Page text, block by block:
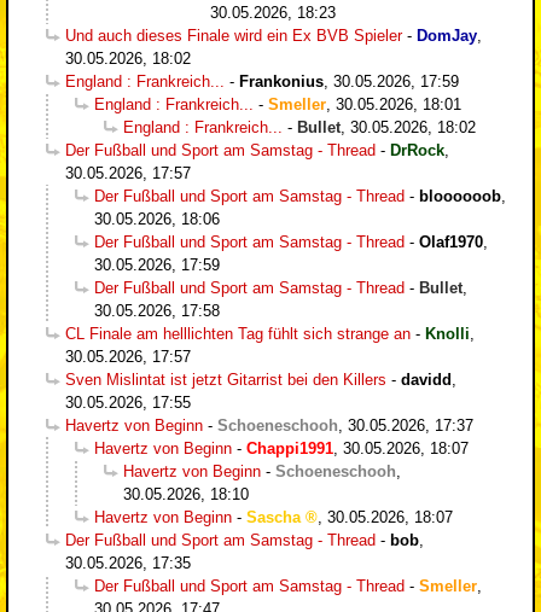
30.05.2026, 18:23
Und auch dieses Finale wird ein Ex BVB Spieler- DomJay
30.05.2026, 18:02
England : Frankreich...
- Frankonius 30.05.2026, 17:59
England : Frankreich...
- Smeller 30.05.2026, 18:01
England : Frankreich...
- Bullet 30.05.2026, 18:02
Der Fußball und Sport am Samstag - Thread - DrRock
30.05.2026, 17:57
Der Fußball und Sport am Samstag - Thread - bloooooob
30.05.2026, 18:06
Der Fußball und Sport am Samstag - Thread - Olaf1970
30.05.2026, 17:59
Der Fußball und Sport am Samstag - Thread - Bullet
30.05.2026, 17:58
CL Finale am helllichten Tag fühlt sich strange an - Knolli
30.05.2026, 17:57
Sven Mislintat ist jetzt Gitarrist bei den Killers - davidd
30.05.2026, 17:55
Havertz von Beginn - Schoeneschooh 30.05.2026, 17:37
Havertz von Beginn - Chappi1991 30.05.2026, 18:07
Havertz von Beginn - Schoeneschooh
30.05.2026, 18:10
Havertz von Beginn - Sascha
30.05.2026, 18:07
Der Fußball und Sport am Samstag - Thread - bob
30.05.2026, 17:35
Der Fußball und Sport am Samstag - Thread - Smeller